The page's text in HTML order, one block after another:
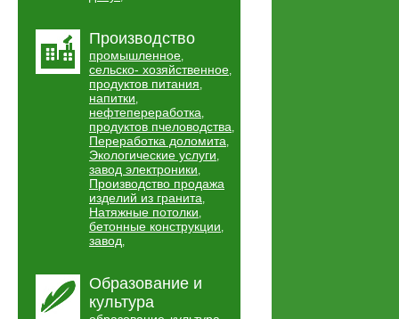
Производство
промышленное,
сельско- хозяйственное,
продуктов питания,
напитки,
нефтепереработка,
продуктов пчеловодства,
Переработка доломита,
Экологические услуги,
завод электроники,
Производство продажа
изделий из гранита,
Натяжные потолки,
бетонные конструкции,
завод,
Образование и
культура